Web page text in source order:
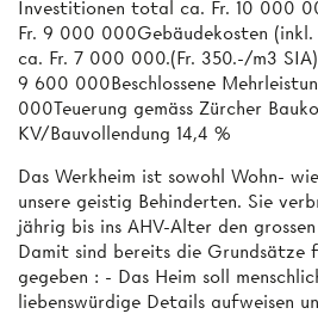
Investitionen total ca. Fr. 10 000
Fr. 9 000 000Gebäudekosten (inkl.
ca. Fr. 7 000 000.(Fr. 350.-/m3
9 600 000Beschlossene
000Teuerung gemäss Zürcher
KV/Bauvollendung 14,4 %
Das Werkheim ist sowohl Wohn-
unsere geistig Behinderten. Sie
jährig bis ins AHV-Alter den grossen
Damit sind bereits die Grundsätze
gegeben : - Das Heim soll
liebenswürdige Details aufweisen